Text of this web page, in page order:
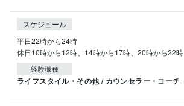
スケジュール
平日22時から24時
休日10時から12時、14時から17時、20時から22時
経験職種
ライフスタイル・その他 / カウンセラー・コーチ